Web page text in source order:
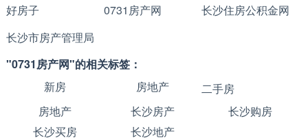
好房子
0731房产网
长沙住房公积金网
长沙市房产管理局
"0731房产网"的相关标签：
新房
房地产
二手房
房地产
长沙房产
长沙购房
长沙买房
长沙地产